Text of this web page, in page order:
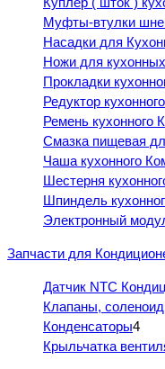
Муфты-втулки
Насадки для
Ножи для
Прокладки
Редуктор
Ремень кухонного
Смазка пищевая
Чаша кухонного
Шестерня
Шпиндель
Электронный
Запчасти для
Датчик NTC
Клапаны,
Конденсаторы4
Крыльчатка